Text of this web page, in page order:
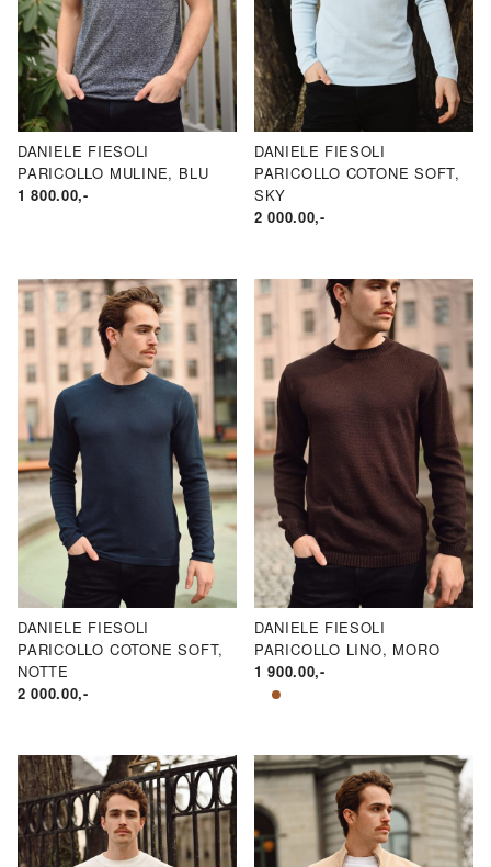
DANIELE FIESOLI
PARICOLLO MULINE, BLU
1 800.00,-
DANIELE FIESOLI
PARICOLLO COTONE SOFT,
SKY
2 000.00,-
DANIELE FIESOLI
PARICOLLO COTONE SOFT,
NOTTE
2 000.00,-
DANIELE FIESOLI
PARICOLLO LINO, MORO
1 900.00,-